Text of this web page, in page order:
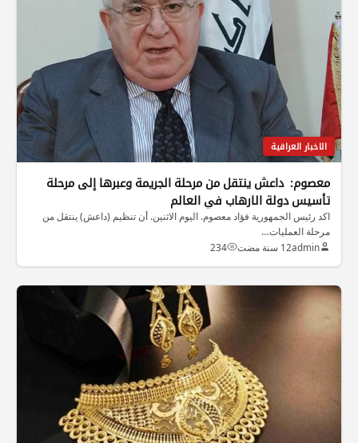
الاخبار العراقية
معصوم: داعش ينتقل من مرحلة الجريمة وعبرها إلى مرحلة
تأسيس دولة الارهاب في العالم
اكد رئيس الجمهورية فؤاد معصوم. اليوم الاثنين. أن تنظيم (داعش) ينتقل من
مرحلة العمليات…
admin12 سنة مضت 234